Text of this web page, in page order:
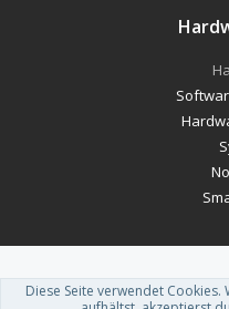
Forum software by
Diese Seite verwendet